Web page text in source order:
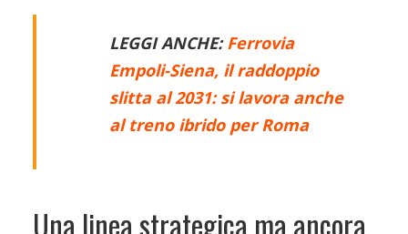
LEGGI ANCHE: Ferrovia
Empoli-Siena, il raddoppio
slitta al 2031: si lavora anche
al treno ibrido per Roma
Una linea strategica ma ancora